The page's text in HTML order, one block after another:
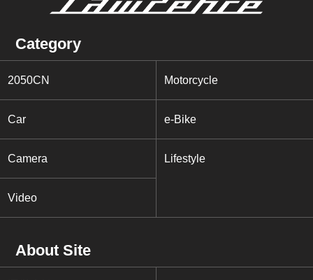
Category
2050CN Motorcycle
Car e-Bike
Camera Lifestyle
Video
About Site